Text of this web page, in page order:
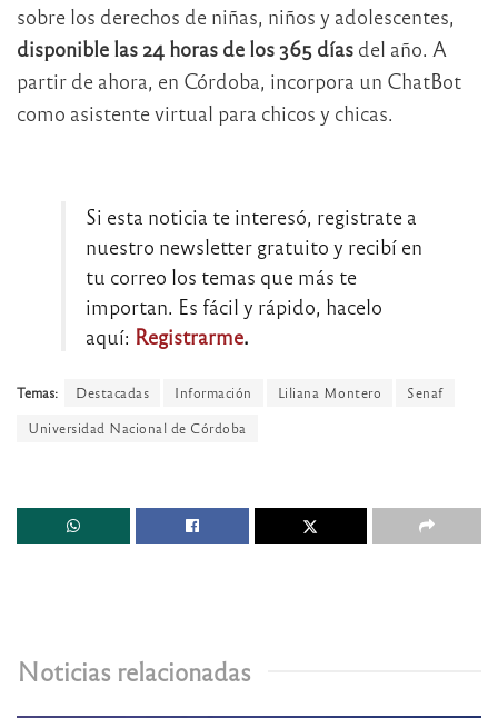
sobre los derechos de niñas, niños y adolescentes,
disponible las 24 horas de los 365 días del año. A
partir de ahora, en Córdoba, incorpora un ChatBot
como asistente virtual para chicos y chicas.
Si esta noticia te interesó, registrate a
nuestro newsletter gratuito y recibí en
tu correo los temas que más te
importan. Es fácil y rápido, hacelo
aquí: Registrarme.
Temas: Destacadas Información Liliana Montero
Senaf
Universidad Nacional de Córdoba
Noticias relacionadas